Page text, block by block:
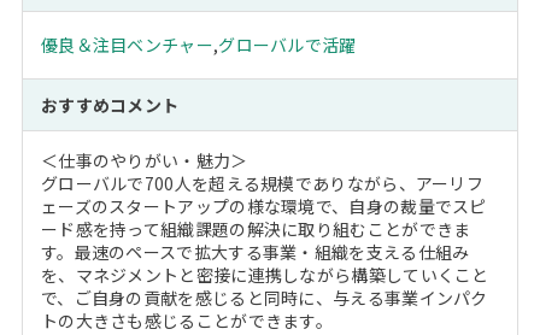
優良＆注目ベンチャー,グローバルで活躍
おすすめコメント
＜仕事のやりがい・魅力＞
グローバルで700人を超える規模でありながら、アーリフ
ェーズのスタートアップの様な環境で、自身の裁量でスピ
ード感を持って組織課題の解決に取り組むことができま
す。最速のペースで拡大する事業・組織を支える仕組み
を、マネジメントと密接に連携しながら構築していくこと
で、ご自身の貢献を感じると同時に、与える事業インパク
トの大きさも感じることができます。